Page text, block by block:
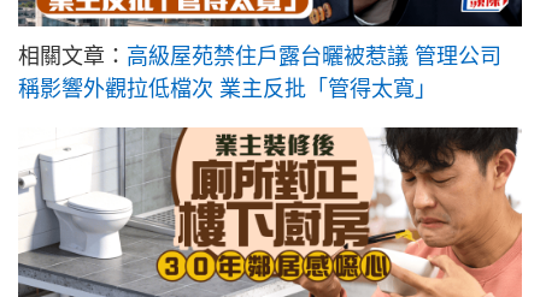
相關文章： 高級屋苑禁住戶露台曬被惹議 管理公司
稱影響外觀拉低檔次 業主反批「管得太寬」